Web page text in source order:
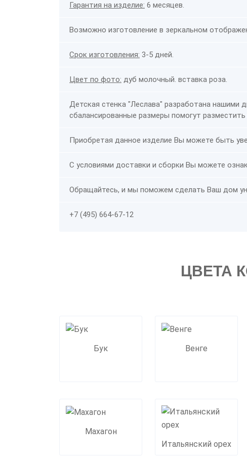
Гарантия на изделие: 6 месяцев.
Возможно изготовление в зеркальном
Срок изготовления: 3-5 дней.
Цвет по фото: дуб молочный. вставка роза.
Детская стенка "Леслава" разработана нашими
сбалансированные размеры помогут
Приобретая данное изделие Вы можете быть
С условиями доставки и сборки Вы можете
Обращайтесь, и мы поможем сделать Ваш дом
+7 (495) 664-67-12
ЦВЕТА
Бук Венге
Махагон
Итальянский орех